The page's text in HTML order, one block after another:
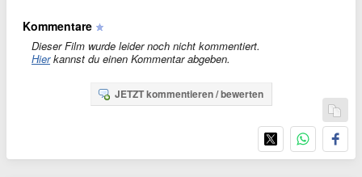
Kommentare
Dieser Film wurde leider noch nicht kommentiert.
Hierkannst du einen Kommentar abgeben.
JETZT kommentieren / bewerten